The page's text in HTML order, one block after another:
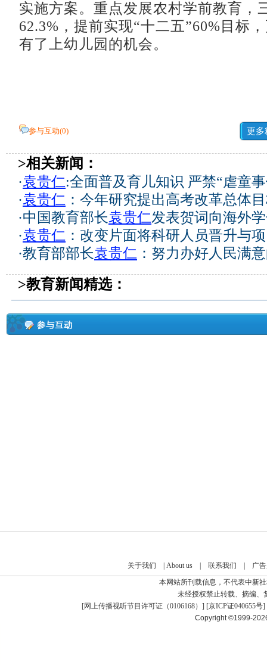
实施方案。重点发展农村学前教育，
62.3%，提前实现“十二五”60%目标
有了上幼儿园的机会。
参与互动(0) 更多
>相关新闻：
·袁贵仁:全面普及育儿知识 严禁“虐童
·袁贵仁 ：今年研究提出高考改革总体
·中国教育部长袁贵仁发表贺词向海外
·袁贵仁 ：改变片面将科研人员晋升与
·教育部部长袁贵仁 ：努力办好人民满
>教育新闻精选：
关于我们 About us| 联系我们
广
本网站所刊载信息，不代表中新
未经授权禁止转载、摘编、
[网上传播视听节目许可证（0106168） ] [京ICP证040655号]
Copyright ©1999-